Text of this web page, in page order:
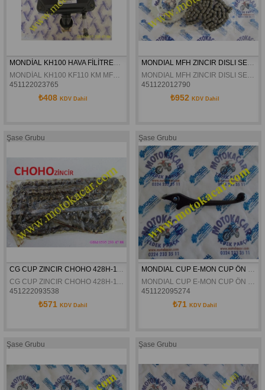
MONDİAL KH100 HAVA FİLİTRESİ KOMPLE ORJİNAL
MONDİAL KH100 KF110 KM MFH MFM HAVA FİLİTRESİ KOMPLE ORJİNAL
451122023765
₺408 KDV Dahil
MONDIAL MFH ZINCIR DISLI SETI ORJINAL
MONDIAL MFH ZINCIR DISLI SETI ORJINAL
451122012790
₺952 KDV Dahil
Şase Grubu
CG CUP ZINCIR CHOHO 428H-118L
CG CUP ZINCIR CHOHO 428H-118L
451222093538
₺571 KDV Dahil
Şase Grubu
MONDIAL CUP E-MON CUP ÖN FREN KOLU MERKEZ ORJINAL
MONDIAL CUP E-MON CUP ÖN FREN KOLU MERKEZ ORJINAL
451122095274
₺71 KDV Dahil
Şase Grubu Şase Grubu